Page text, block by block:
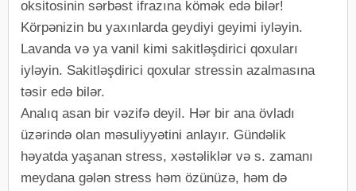
oksitosinin sərbəst ifrazına kömək edə bilər!
Körpənizin bu yaxınlarda geydiyi geyimi iyləyin.
Lavanda və ya vanil kimi sakitləşdirici qoxuları
iyləyin. Sakitləşdirici qoxular stressin azalmasına
təsir edə bilər.
Analıq asan bir vəzifə deyil. Hər bir ana övladı
üzərində olan məsuliyyətini anlayır. Gündəlik
həyatda yaşanan stress, xəstəliklər və s. zamanı
meydana gələn stress həm özünüzə, həm də